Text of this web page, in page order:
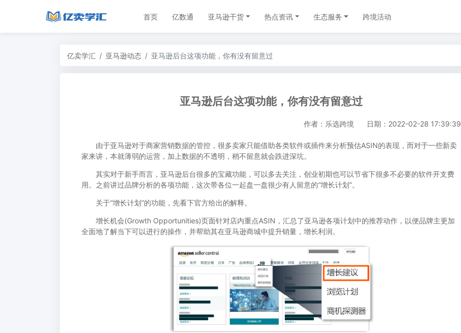
首页 亿数通 亚马逊干货 热点资讯 生态服务 跨境活动
亿卖学汇 亚马逊动态 亚马逊后台这项功能，你有没有留意过
亚马逊后台这项功能，你有没有留意过
作者：乐选跨境 日期：2022-02-28 17:39:39
由于亚马逊对于商家营销数据的管控，很多卖家只能借助各类软件或插件来分析预估ASIN的表现，而对于一些新卖
家来讲，本就薄弱的运营，加上数据的不透明，稍不留意就会跌进深坑。
其实对于新手而言，亚马逊后台很多的宝藏功能，可以多去关注，创业初期也可以节省下很多不必要的软件开支费
用。之前讲过品牌分析的各项功能，这次带各位一起盘一盘很少有人留意的“增长计划”。
关于“增长计划”的功能，先看下官方给出的解释。
增长机会(Growth Opportunities)页面针对店内重点ASIN，汇总了亚马逊各项计划中的推荐动作，以便品牌主更加
全面地了解当下可以进行的操作，并帮助其在亚马逊商城中提升销量，增长利润。